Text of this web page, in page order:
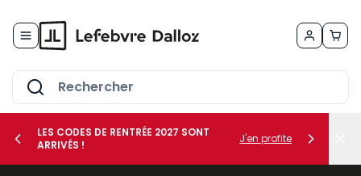
LES CODES DE RENTRÉE 2027 SONT
ARRIVÉS !
J'en profite